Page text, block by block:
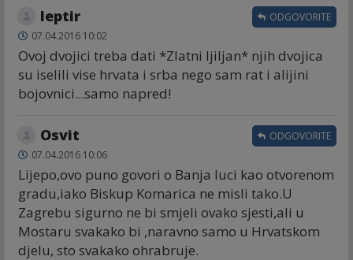
leptir
07.04.2016 10:02
Ovoj dvojici treba dati *Zlatni ljiljan* njih dvojica
su iselili vise hrvata i srba nego sam rat i alijini
bojovnici...samo napred!
ODGOVORITE
Osvit
07.04.2016 10:06
Lijepo,ovo puno govori o Banja luci kao otvorenom
gradu,iako Biskup Komarica ne misli tako.U
Zagrebu sigurno ne bi smjeli ovako sjesti,ali u
Mostaru svakako bi ,naravno samo u Hrvatskom
djelu, sto svakako ohrabruje.
ODGOVORITE